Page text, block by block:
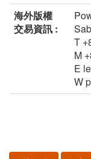
海外版權
交易資訊 :
T
M
E
W